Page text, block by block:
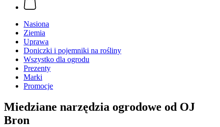
Nasiona
Ziemia
Uprawa
Doniczki i pojemniki na rośliny
Wszystko dla ogrodu
Prezenty
Marki
Promocje
Miedziane narzędzia ogrodowe od OJ
Bron